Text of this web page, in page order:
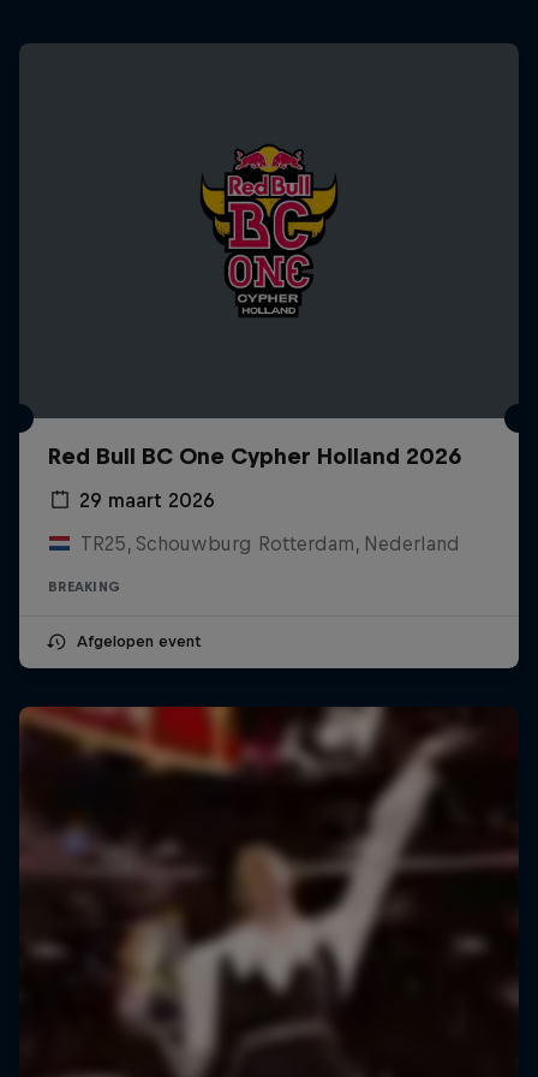
Red Bull BC One Cypher Holland 2026
29 maart 2026
TR25, Schouwburg Rotterdam, Nederland
BREAKING
Afgelopen event